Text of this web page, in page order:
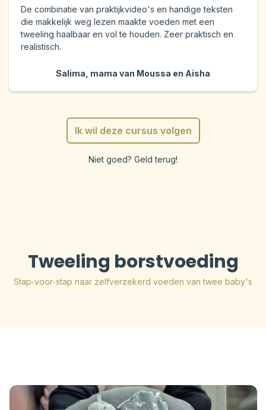
De combinatie van praktijkvideo's en handige teksten
die makkelijk weg lezen maakte voeden met een
tweeling haalbaar en vol te houden. Zeer praktisch en
realistisch.
Salima, mama van Moussa en Aisha
Ik wil deze cursus volgen
Niet goed? Geld terug!
Tweeling borstvoeding
Stap‑voor‑stap naar zelfverzekerd voeden van twee baby's